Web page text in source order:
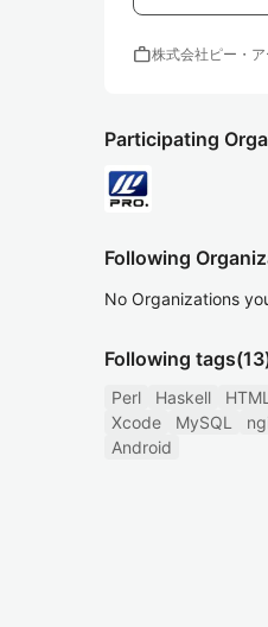
work株式会社ピー・
Participating
Following
No Organizations
Following tags
Perl Haskell
Xcode
MySQL
Android